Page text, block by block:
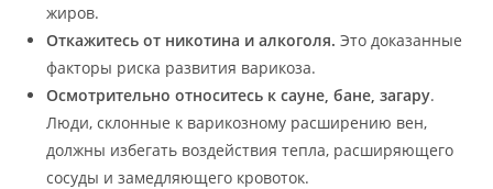
жиров.
Откажитесь от никотина и алкоголя.Это доказанные
факторы риска развития варикоза.
Осмотрительно относитесь к сауне, бане, загару.
Люди, склонные к варикозному расширению вен,
должны избегать воздействия тепла, расширяющего
сосуды и замедляющего кровоток.